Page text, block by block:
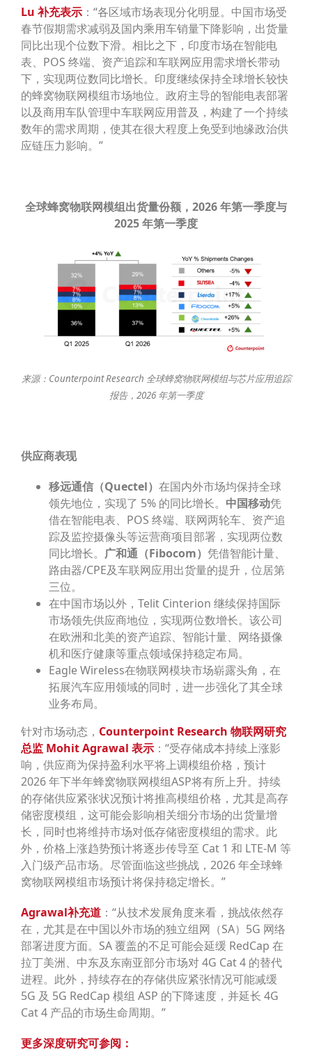
Lu 补充表示 ：“各区域市场表现分化明显。中国市场受
春节假期需求减弱及国内乘用车销量下降影响，出货量
同比出现个位数下滑。相比之下，印度市场在智能电
表、POS 终端、资产追踪和车联网应用需求增长带动
下，实现两位数同比增长。印度继续保持全球增长较快
的蜂窝物联网模组市场地位。政府主导的智能电表部署
以及商用车队管理中车联网应用普及，构建了一个持续
数年的需求周期，使其在很大程度上免受到地缘政治供
应链压力影响。”
全球蜂窝物联网模组出货量份额， 2026年第一季度与
2025年第一季度
来源： Counterpoint Research 全球蜂窝物联网模组与芯片应用追踪
报告， 2026 年第一季度
供应商表现
移远通信（Quectel） 在国内外市场均保持全球
领先地位，实现了 5% 的同比增长。 中国移动凭
借在智能电表、POS 终端、联网两轮车、资产追
踪及监控摄像头等运营商项目部署，实现两位数
同比增长。 广和通（Fibocom） 凭借智能计量、
路由器/CPE及车联网应用出货量的提升，位居第
三位。
在中国市场以外，Telit Cinterion 继续保持国际
市场领先供应商地位，实现两位数增长。该公司
在欧洲和北美的资产追踪、智能计量、网络摄像
机和医疗健康等重点领域保持稳定布局。
Eagle Wireless在物联网模块市场崭露头角，在
拓展汽车应用领域的同时，进一步强化了其全球
业务布局。
针对市场动态， Counterpoint Research 物联网研究
总监 Mohit Agrawal 表示 ：“受存储成本持续上涨影
响，供应商为保持盈利水平将上调模组价格，预计
2026 年下半年蜂窝物联网模组ASP将有所上升。持续
的存储供应紧张状况预计将推高模组价格，尤其是高存
储密度模组，这可能会影响相关细分市场的出货量增
长，同时也将维持市场对低存储密度模组的需求。此
外，价格上涨趋势预计将逐步传导至 Cat 1 和 LTE-M 等
入门级产品市场。尽管面临这些挑战，2026 年全球蜂
窝物联网模组市场预计将保持稳定增长。”
Agrawal补充道 ：“从技术发展角度来看，挑战依然存
在，尤其是在中国以外市场的独立组网（SA）5G 网络
部署进度方面。SA 覆盖的不足可能会延缓 RedCap 在
拉丁美洲、中东及东南亚部分市场对 4G Cat 4 的替代
进程。此外，持续存在的存储供应紧张情况可能减缓
5G 及 5G RedCap 模组 ASP 的下降速度，并延长 4G
Cat 4 产品的市场生命周期。”
更多深度研究可参阅：